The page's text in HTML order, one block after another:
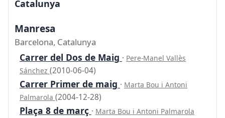
Catalunya
Manresa
Barcelona, Catalunya
Carrer del Dos de Maig · Pere-Manel Vallès
Sánchez (2010-06-04)
Carrer Primer de maig · Marta Bou i Antoni
Palmarola (2004-12-28)
Plaça 8 de març · Marta Bou i Antoni Palmarola